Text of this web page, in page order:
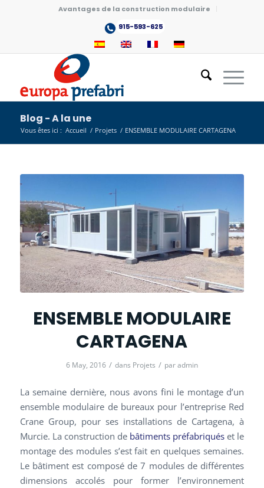
Avantages de la construction modulaire
915-593-625
Blog - A la une
Vous êtes ici : Accueil / Projets / ENSEMBLE MODULAIRE CARTAGENA
ENSEMBLE MODULAIRE
CARTAGENA
6 May, 2016 / dans Projets / paradmin
La semaine dernière, nous avons fini le montage d’un
ensemble modulaire de bureaux pour l’entreprise Red
Crane Group, pour ses installations de Cartagena, à
Murcie. La construction de bâtiments préfabriqués et le
montage des modules s’est fait en quelques semaines.
Le bâtiment est composé de 7 modules de différentes
dimensions accolés pour former l’environnement